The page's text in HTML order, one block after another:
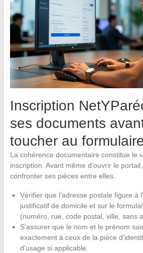
Inscription
ses documents
toucher au
La cohérence documentaire constitue le
inscription. Avant même d’ouvrir le
confronter ses pièces entre elles.
Vérifier que l’adresse postale figure à
justificatif de domicile et sur le
(numéro, rue, code postal, ville, sans
S’assurer que le nom et le prénom
exactement à ceux de la pièce
d’usage si applicable.